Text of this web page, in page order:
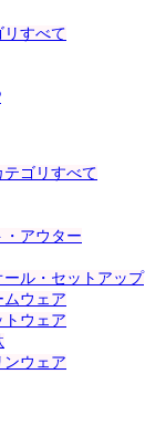
リすべて
テゴリすべて
・アウター
ール・セットアップ
ムウェア
トウェア
ンウェア